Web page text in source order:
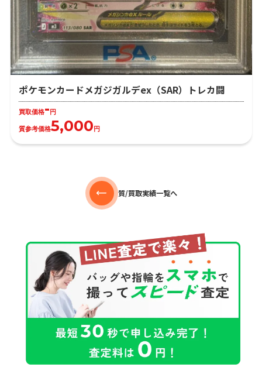
ポケモンカードメガジガルデex（SAR）トレカ闘
買取価格- 円
質参考価格5,000 円
質/買取実績一覧へ